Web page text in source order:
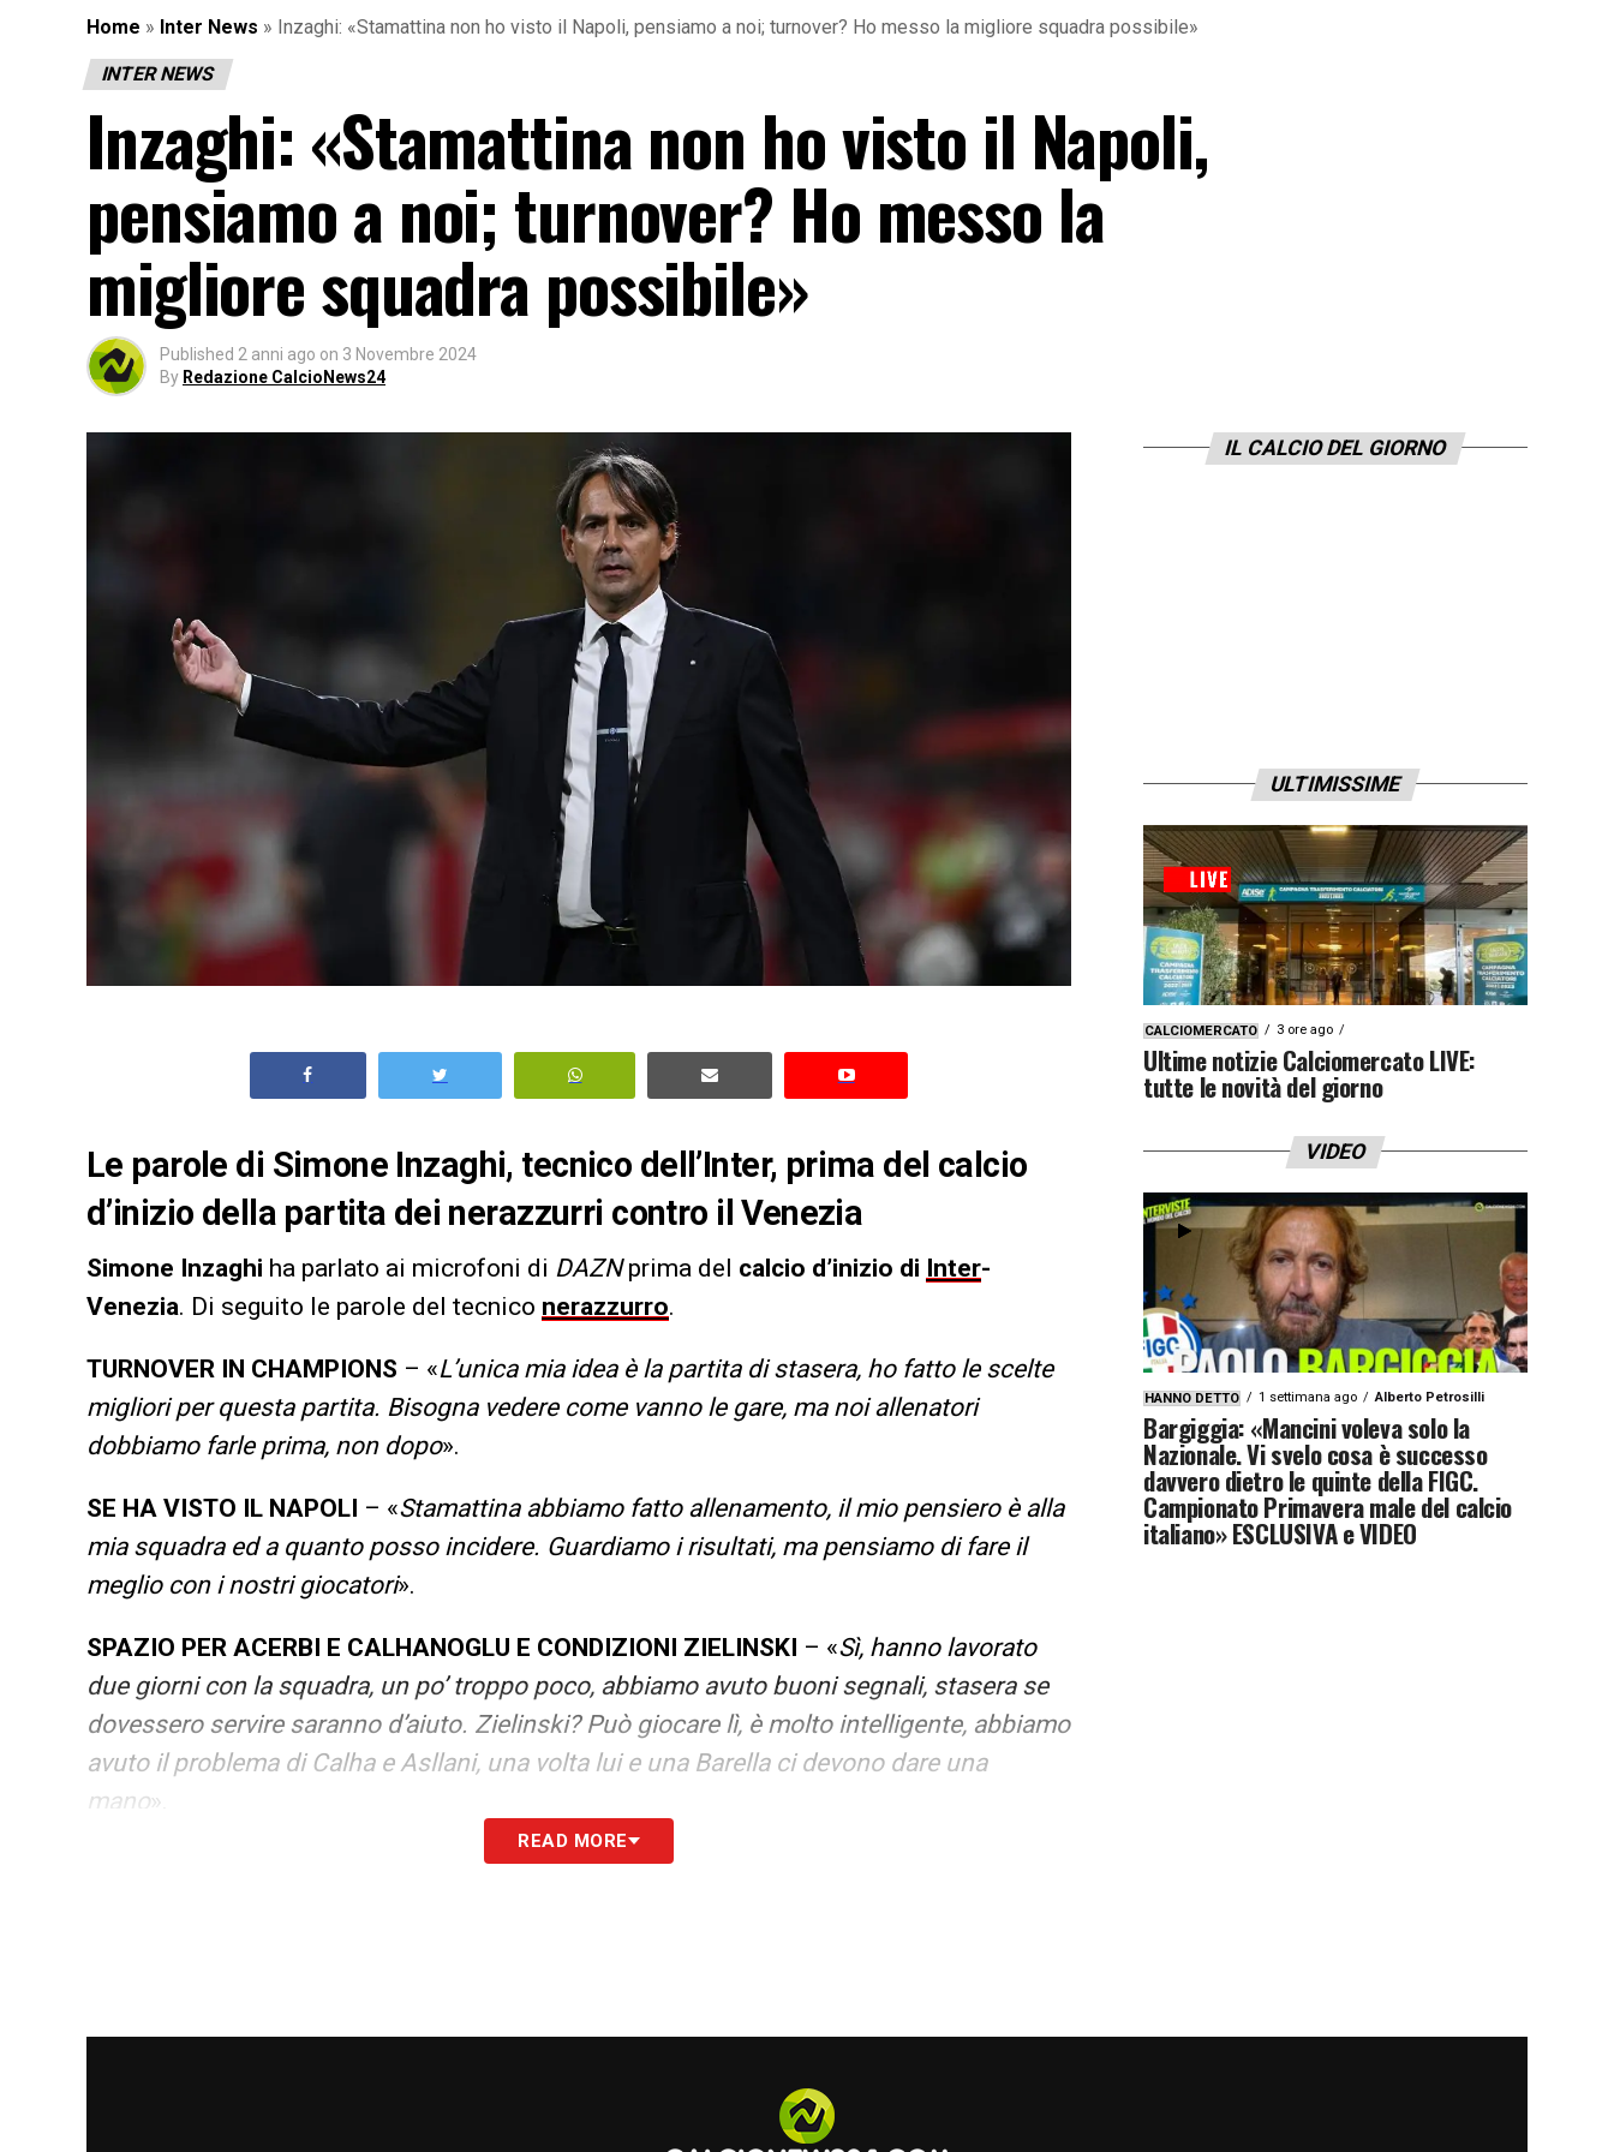
Home » Inter News » Inzaghi: «Stamattina non ho visto il Napoli, pensiamo a noi; turnover? Ho messo la migliore squadra possibile»
INTER NEWS
Inzaghi: «Stamattina non ho visto il Napoli,
pensiamo a noi; turnover? Ho messo la
migliore squadra possibile»
Published 2 anni ago on 3 Novembre 2024
By Redazione CalcioNews24
Le parole di Simone Inzaghi, tecnico dell’Inter, prima del calcio
d’inizio della partita dei nerazzurri contro il Venezia
Simone Inzaghi ha parlato ai microfoni di DAZNprima del calcio d’inizio di Inter-
Venezia. Di seguito le parole del tecnico nerazzurro.
TURNOVER IN CHAMPIONS – «L’unica mia idea è la partita di stasera, ho fatto le scelte
migliori per questa partita. Bisogna vedere come vanno le gare, ma noi allenatori
dobbiamo farle prima, non dopo».
SE HA VISTO IL NAPOLI – «Stamattina abbiamo fatto allenamento, il mio pensiero è alla
mia squadra ed a quanto posso incidere. Guardiamo i risultati, ma pensiamo di fare il
meglio con i nostri giocatori».
SPAZIO PER ACERBI E CALHANOGLU E CONDIZIONI ZIELINSKI – «Sì, hanno lavorato
due giorni con la squadra, un po’ troppo poco, abbiamo avuto buoni segnali, stasera se
dovessero servire saranno d’aiuto. Zielinski? Può giocare lì, è molto intelligente, abbiamo
avuto il problema di Calha e Asllani, una volta lui e una Barella ci devono dare una
mano».
READ MORE
IL CALCIO DEL GIORNO
ULTIMISSIME
CALCIOMERCATO 3 ore ago
Ultime notizie Calciomercato LIVE:
tutte le novità del giorno
VIDEO
HANNO DETTO 1 settimana ago Alberto Petrosilli
Bargiggia: «Mancini voleva solo la
Nazionale. Vi svelo cosa è successo
davvero dietro le quinte della FIGC.
Campionato Primavera male del calcio
italiano» ESCLUSIVA e VIDEO